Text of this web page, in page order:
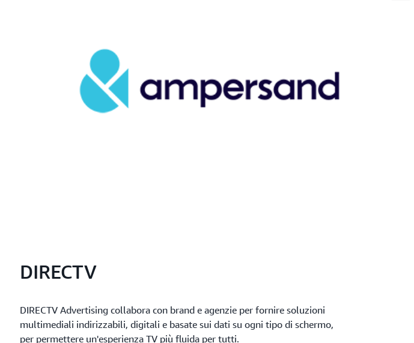
DIRECTV
DIRECTV Advertising collabora con brand e agenzie per fornire soluzioni
multimediali indirizzabili, digitali e basate sui dati su ogni tipo di schermo,
per permettere un'esperienza TV più fluida per tutti.